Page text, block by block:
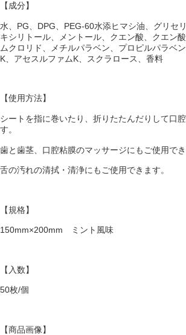
【成分】
水、PG、DPG、PEG-60水添ヒマシ油、グリセ
キシリトール、メントール、クエン酸、クエン
ムクロリド、メチルパラベン、プロピルパラベ
K、アセスルファムK、スクラロース、香料
【使用方法】
シートを指に巻いたり、折りたたんだりして口
す。
歯と歯茎、口腔粘膜のマッサージにもご使用でき
舌の汚れの清拭・清浄にもご使用できます。
【規格】
150mm×200mm ミント風味
【入数】
50枚/個
【商品画像】